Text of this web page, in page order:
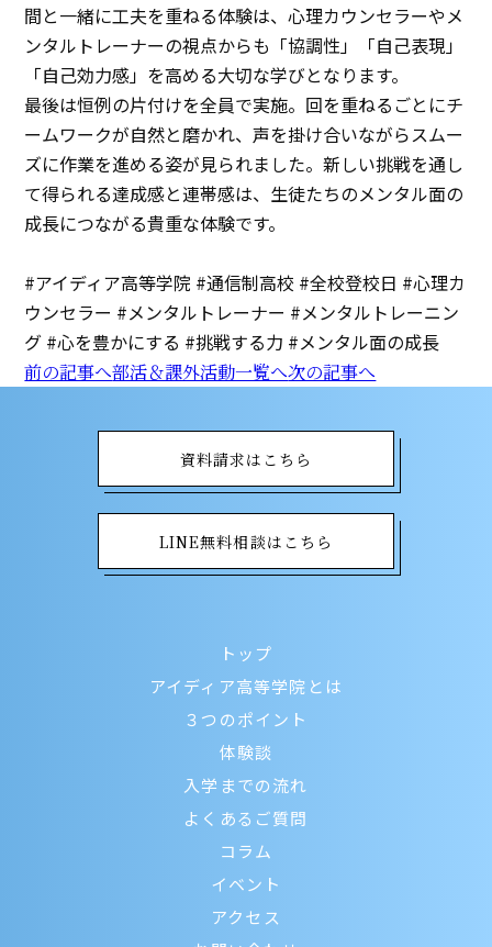
アクセス
お問い合わせ
間と一緒に工夫を重ねる体験は、心理カウンセラーやメ
ンタルトレーナーの視点からも「協調性」「自己表現」
「自己効力感」を高める大切な学びとなります。
最後は恒例の片付けを全員で実施。回を重ねるごとにチ
ームワークが自然と磨かれ、声を掛け合いながらスムー
ズに作業を進める姿が見られました。新しい挑戦を通し
て得られる達成感と連帯感は、生徒たちのメンタル面の
成長につながる貴重な体験です。
#アイディア高等学院 #通信制高校 #全校登校日 #心理カ
ウンセラー #メンタルトレーナー #メンタルトレーニン
グ #心を豊かにする #挑戦する力 #メンタル面の成長
前の記事へ部活＆課外活動一覧へ次の記事へ
資料請求はこちら
LINE無料相談はこちら
トップ
アイディア高等学院とは
３つのポイント
体験談
入学までの流れ
よくあるご質問
コラム
イベント
アクセス